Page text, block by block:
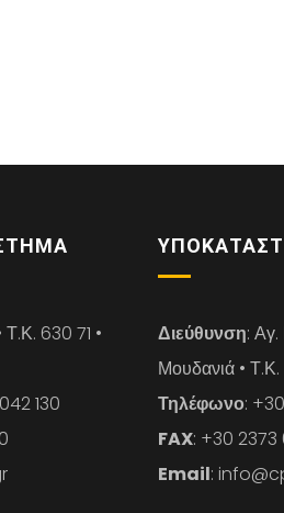
Τ.Κ. 630 71 •
130
Διεύθυνση: Αγ.
Μουδανιά •
Τηλέφωνο:
FAX: +30 2373
Email: